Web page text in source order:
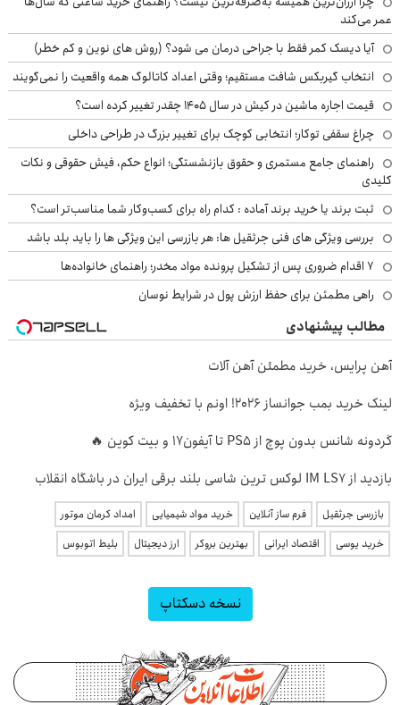
عمر می‌کند
آیا دیسک کمر فقط با جراحی درمان می شود؟ (روش های نوین و کم خطر)
انتخاب گیربکس شافت مستقیم؛ وقتی اعداد کاتالوگ همه واقعیت را نمی‌گویند
قیمت اجاره ماشین در کیش در سال ۱۴۰۵ چقدر تغییر کرده است؟
چراغ سقفی توکار؛ انتخابی کوچک برای تغییر بزرگ در طراحی داخلی
راهنمای جامع مستمری و حقوق بازنشستگی؛ انواع حکم، فیش حقوقی و نکات
کلیدی
ثبت برند یا خرید برند آماده : کدام راه برای کسب‌وکار شما مناسب‌تر است؟
بررسی ویژگی های فنی جرثقیل ها: هر بازرسی این ویژگی ها را باید بلد باشد
۷ اقدام ضروری پس از تشکیل پرونده مواد مخدر؛ راهنمای خانواده‌ها
راهی مطمئن برای حفظ ارزش پول در شرایط نوسان
مطالب پیشنهادی
آهن پرایس، خرید مطمئن آهن آلات
لینک خرید بمب جوانساز 2026! اونم با تخفیف ویژه
گردونه شانس بدون پوچ از PS5 تا آیفون17 و بیت کوین 🔥
بازدید از IM LS7 لوکس ترین شاسی بلند برقی ایران در باشگاه انقلاب
بازرسی جرثقیل فرم ساز آنلاین خرید مواد شیمیایی
امداد کرمان موتور
خرید یوسی
اقتصاد ایرانی بهترین بروکر ارز دیجیتال بلیط اتوبوس
نسخه دسکتاپ